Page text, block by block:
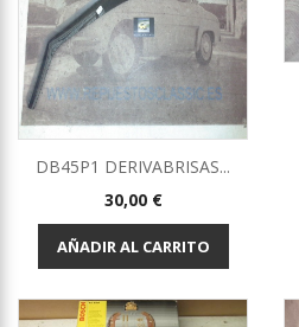
DB45P1 DERIVABRISAS...
Precio
30,00 €
AÑADIR AL CARRITO